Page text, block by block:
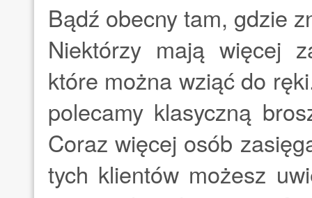
Bądź obecny tam, gdzie
Niektórzy mają więcej
które można wziąć do
polecamy klasyczną
Coraz więcej osób
tych klientów możesz